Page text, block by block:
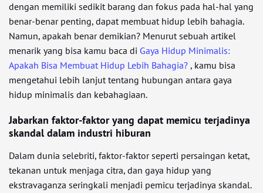
dengan memiliki sedikit barang dan fokus pada hal-hal yang
benar-benar penting, dapat membuat hidup lebih bahagia.
Namun, apakah benar demikian? Menurut sebuah artikel
menarik yang bisa kamu baca di Gaya Hidup Minimalis:
Apakah Bisa Membuat Hidup Lebih Bahagia? , kamu bisa
mengetahui lebih lanjut tentang hubungan antara gaya
hidup minimalis dan kebahagiaan.
Jabarkan faktor-faktor yang dapat memicu terjadinya
skandal dalam industri hiburan
Dalam dunia selebriti, faktor-faktor seperti persaingan ketat,
tekanan untuk menjaga citra, dan gaya hidup yang
ekstravaganza seringkali menjadi pemicu terjadinya skandal.